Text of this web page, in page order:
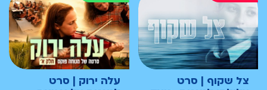
צל שקוף | סרט
עלה ירוק | סרט